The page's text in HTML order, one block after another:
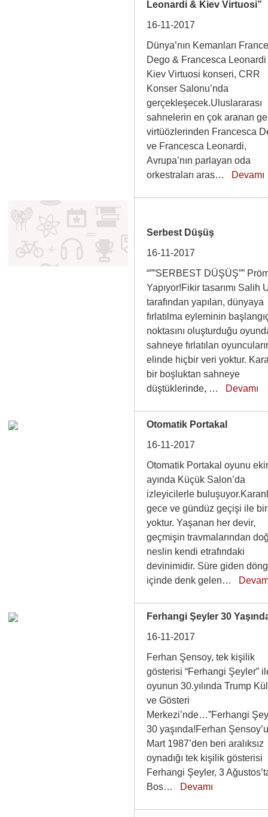
Leonardi & Kiev Virtuosi”
16-11-2017
Dünya’nın Kemanları
Dego & Francesca
Kiev Virtuosi konseri, CRR
Konser Salonu’nda
gerçekleşecek.Uluslararası
sahnelerin en çok aranan
virtüözlerinden Francesca
ve Francesca Leonardi,
Avrupa’nın parlayan oda
orkestraları aras… Devamı
Serbest Düşüş
16-11-2017
“””SERBEST DÜŞÜŞ””
Yapıyor!Fikir tasarımı Salih
tarafından yapılan, dünyaya
fırlatılma eyleminin
noktasını oluşturduğu
sahneye fırlatılan
elinde hiçbir veri yoktur.
bir boşluktan sahneye
düştüklerinde, … Devamı
Otomatik Portakal
16-11-2017
Otomatik Portakal oyunu
ayında Küçük Salon’da
izleyicilerle
gece ve gündüz geçişi ile
yoktur. Yaşanan her devir,
geçmişin travmalarından
neslin kendi etrafındaki
devinimidir. Süre giden
içinde denk gelen…
Ferhangi Şeyler 30
16-11-2017
Ferhan Şensoy, tek kişilik
gösterisi “Ferhangi Şeyler”
oyunun 30.yılında Trump
ve Gösteri
Merkezi’nde…”Ferhangi
30 yaşında!Ferhan
Mart 1987’den beri aralıksız
oynadığı tek kişilik gösterisi
Ferhangi Şeyler, 3
Bos… Devamı